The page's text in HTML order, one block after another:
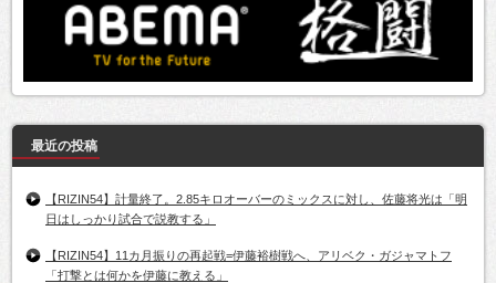
最近の投稿
【RIZIN54】計量終了。2.85キロオーバーのミックスに対し、佐藤将光は「明
日はしっかり試合で説教する」
【RIZIN54】11カ月振りの再起戦=伊藤裕樹戦へ、アリベク・ガジャマトフ
「打撃とは何かを伊藤に教える」